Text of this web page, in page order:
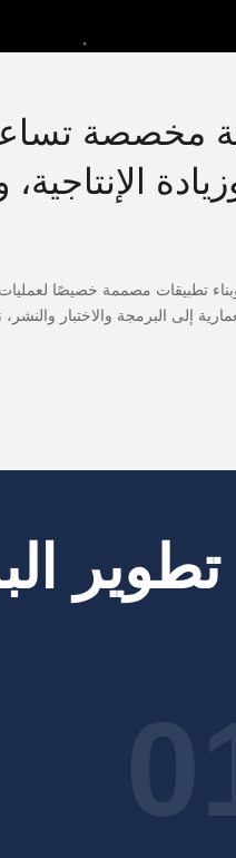
مخصصة
الإنتاجية،
تطبيقات مصممة خصيصًا
إلى البرمجة والاختبار والنشر،
تطوير